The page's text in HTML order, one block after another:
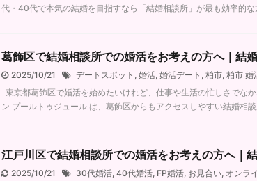
代・40代で本気の結婚を目指すなら「結婚相談所」が最も効率的
葛飾区で結婚相談所での婚活をお考えの方へ｜結
2025/10/21 デートスポット , 婚活, 婚活デート , 柏市, 柏市 婚
東京都葛飾区で婚活を始めたいけれど、仕事や生活の忙しさでな
ン プールトゥジュール は、葛飾区からもアクセスしやすい結婚相
江戸川区で結婚相談所での婚活をお考えの方へ｜
2025/10/21 30代婚活, 40代婚活, FP婚活, お見合い, オンラ